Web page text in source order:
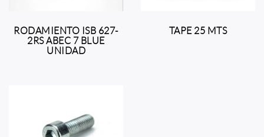
RODAMIENTO ISB 627-
2RS ABEC 7 BLUE
UNIDAD
TAPE 25 MTS